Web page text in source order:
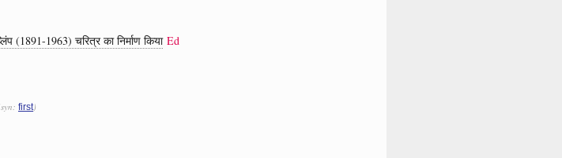
(1891-1963) चरित्र का निर्माण किया Ed
first)